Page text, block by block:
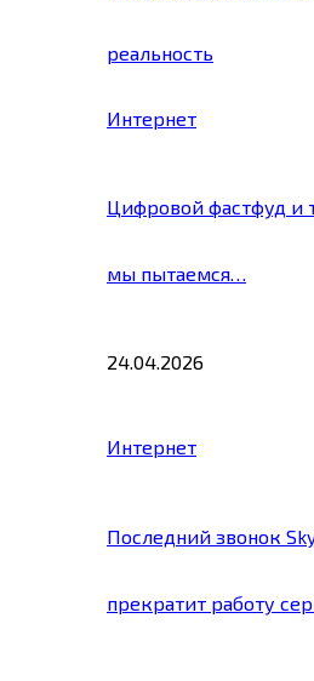
реальность
Интернет
Цифровой фастфуд и
мы пытаемся…
24.04.2026
Интернет
Последний звонок
прекратит работу